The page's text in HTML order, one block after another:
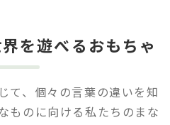
を遊べるおもちゃ
て、個々の言葉の違いを知
ものに向ける私たちのまな